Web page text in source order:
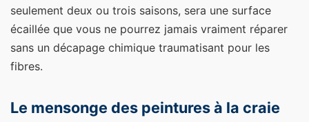
seulement deux ou trois saisons, sera une surface
écaillée que vous ne pourrez jamais vraiment réparer
sans un décapage chimique traumatisant pour les
fibres.
Le mensonge des peintures à la craie